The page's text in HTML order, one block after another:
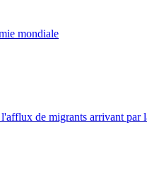
mondiale
de migrants arrivant par